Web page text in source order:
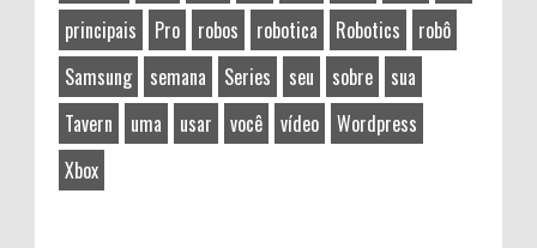
principais
Pro robos robotica Robotics
robô
Samsung
semana Series seu sobre
sua
Tavern
uma usar você vídeo
Wordpress
Xbox